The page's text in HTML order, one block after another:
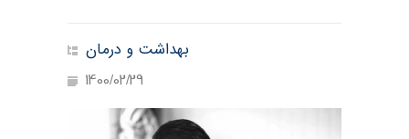
بهداشت و درمان
1400/02/29